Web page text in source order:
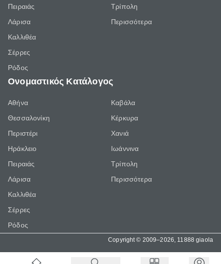
Πειραιάς
Λάρισα
Καλλιθέα
Σέρρες
Ρόδος
Τρίπολη
Περισσότερα
Ονομαστικός Κατάλογος
Αθήνα
Θεσσαλονίκη
Περιστέρι
Ηράκλειο
Πειραιάς
Λάρισα
Καλλιθέα
Σέρρες
Ρόδος
Καβάλα
Κέρκυρα
Χανιά
Ιωάννινα
Τρίπολη
Περισσότερα
Copyright © 2009–2026, 11888 giaola